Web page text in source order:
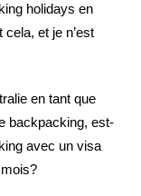
holidays en
et je n’est
en tant que
backpacking, est-
avec un visa